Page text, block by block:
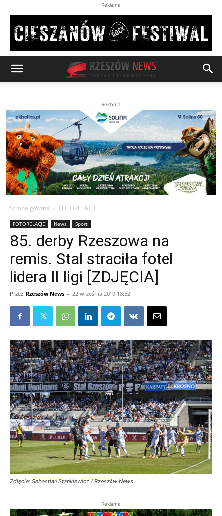
Reklama
Reklama
Strona główna FOTORELACJE
FOTORELACJE News Sport
85. derby Rzeszowa na
remis. Stal straciła fotel
lidera II ligi [ZDJĘCIA]
Przez Rzeszów News - 22 września 2019 18:52
Zdjęcie: Sebastian Stankiewicz / Rzeszów News
Reklama